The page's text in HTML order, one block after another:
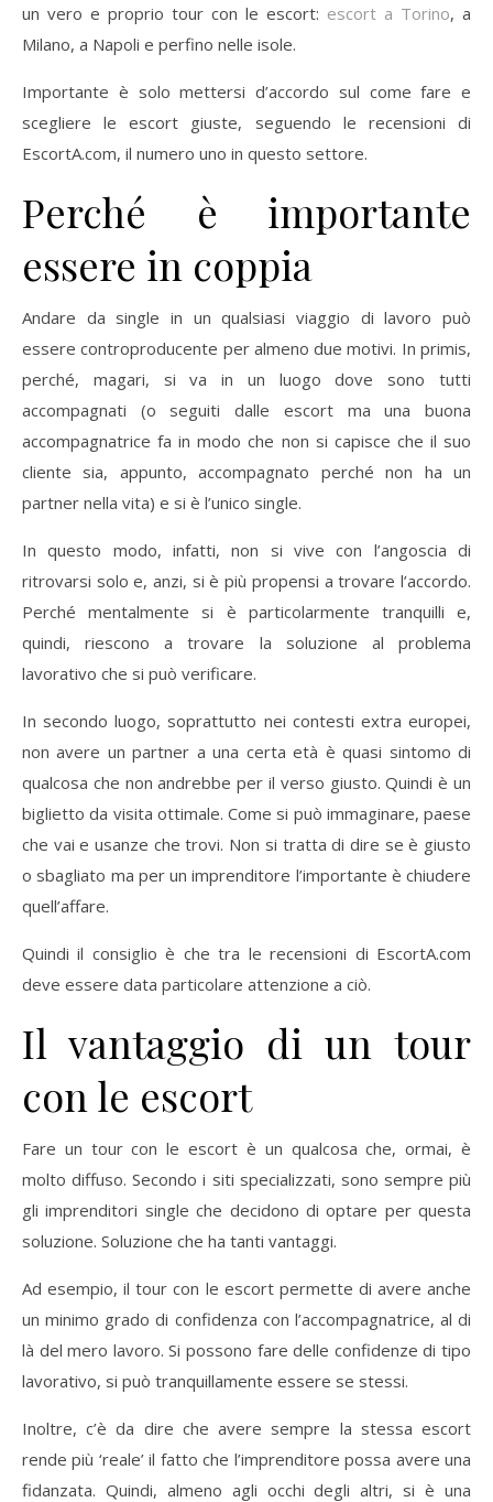
un vero e proprio tour con le escort: escort a Torino, a
Milano, a Napoli e perfino nelle isole.
Importante è solo mettersi d’accordo sul come fare e
scegliere le escort giuste, seguendo le recensioni di
EscortA.com, il numero uno in questo settore.
Perché è importante
essere in coppia
Andare da single in un qualsiasi viaggio di lavoro può
essere controproducente per almeno due motivi. In primis,
perché, magari, si va in un luogo dove sono tutti
accompagnati (o seguiti dalle escort ma una buona
accompagnatrice fa in modo che non si capisce che il suo
cliente sia, appunto, accompagnato perché non ha un
partner nella vita) e si è l’unico single.
In questo modo, infatti, non si vive con l’angoscia di
ritrovarsi solo e, anzi, si è più propensi a trovare l’accordo.
Perché mentalmente si è particolarmente tranquilli e,
quindi, riescono a trovare la soluzione al problema
lavorativo che si può verificare.
In secondo luogo, soprattutto nei contesti extra europei,
non avere un partner a una certa età è quasi sintomo di
qualcosa che non andrebbe per il verso giusto. Quindi è un
biglietto da visita ottimale. Come si può immaginare, paese
che vai e usanze che trovi. Non si tratta di dire se è giusto
o sbagliato ma per un imprenditore l’importante è chiudere
quell’affare.
Quindi il consiglio è che tra le recensioni di EscortA.com
deve essere data particolare attenzione a ciò.
Il vantaggio di un tour
con le escort
Fare un tour con le escort è un qualcosa che, ormai, è
molto diffuso. Secondo i siti specializzati, sono sempre più
gli imprenditori single che decidono di optare per questa
soluzione. Soluzione che ha tanti vantaggi.
Ad esempio, il tour con le escort permette di avere anche
un minimo grado di confidenza con l’accompagnatrice, al di
là del mero lavoro. Si possono fare delle confidenze di tipo
lavorativo, si può tranquillamente essere se stessi.
Inoltre, c’è da dire che avere sempre la stessa escort
rende più ‘reale’ il fatto che l’imprenditore possa avere una
fidanzata. Quindi, almeno agli occhi degli altri, si è una